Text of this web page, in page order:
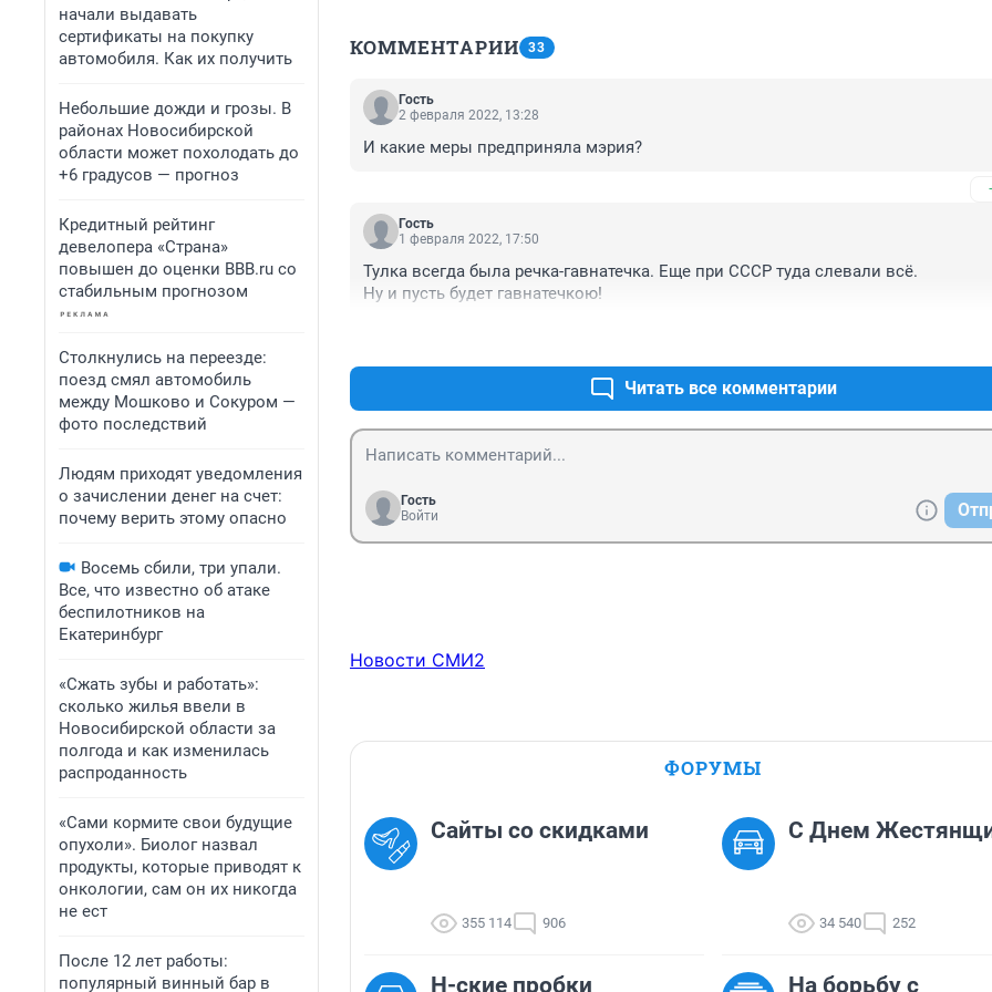
начали выдавать
сертификаты на покупку
автомобиля. Как их получить
Небольшие дожди и грозы. В
районах Новосибирской
области может похолодать до
+6 градусов — прогноз
Кредитный рейтинг
девелопера «Страна»
повышен до оценки BBB.ru со
стабильным прогнозом
Столкнулись на переезде:
поезд смял автомобиль
между Мошково и Сокуром —
фото последствий
Людям приходят уведомления
о зачислении денег на счет:
почему верить этому опасно
Восемь сбили, три упали.
Все, что известно об атаке
беспилотников на
Екатеринбург
«Сжать зубы и работать»:
сколько жилья ввели в
Новосибирской области за
полгода и как изменилась
распроданность
«Сами кормите свои будущие
опухоли». Биолог назвал
продукты, которые приводят к
онкологии, сам он их никогда
не ест
После 12 лет работы:
популярный винный бар в
КОММЕНТАРИИ 33
Гость
2 февраля 2022, 13:28
И какие меры предприняла мэрия?
Гость
1 февраля 2022, 17:50
Тулка всегда была речка-гавнатечка. Еще при СССР туда слевали всё.
Ну и пусть будет гавнатечкою!
Читать все комментарии
Гость
Войти
Новости СМИ2
ФОРУМЫ
Сайты со скидками
355 114 906
С Днем
34 540 252
Н-ские пробки На борьбу с